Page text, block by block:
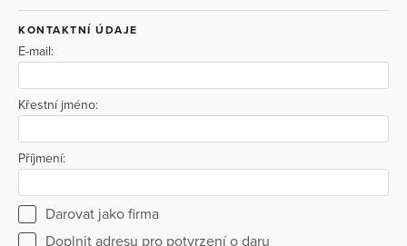
KONTAKTNÍ ÚDAJE
E-mail:
Křestní jméno:
Příjmení:
Darovat jako firma
Doplnit adresu pro potvrzení o daru